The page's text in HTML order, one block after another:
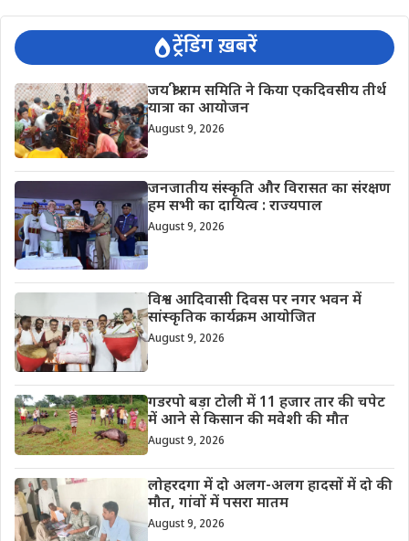
ट्रेंडिंग ख़बरें
जय श्री राम समिति ने किया एकदिवसीय तीर्थ
यात्रा का आयोजन
August 9, 2026
जनजातीय संस्कृति और विरासत का संरक्षण
हम सभी का दायित्व : राज्यपाल
August 9, 2026
विश्व आदिवासी दिवस पर नगर भवन में
सांस्कृतिक कार्यक्रम आयोजित
August 9, 2026
गडरपो बड़ा टोली में 11 हजार तार की चपेट
में आने से किसान की मवेशी की मौत
August 9, 2026
लोहरदगा में दो अलग-अलग हादसों में दो की
मौत, गांवों में पसरा मातम
August 9, 2026